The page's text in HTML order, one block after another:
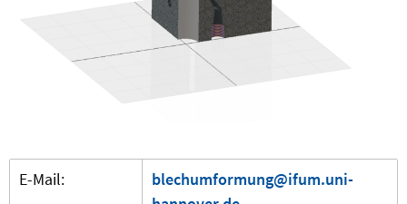
E-Mail:
blechumformung@ifum.uni-